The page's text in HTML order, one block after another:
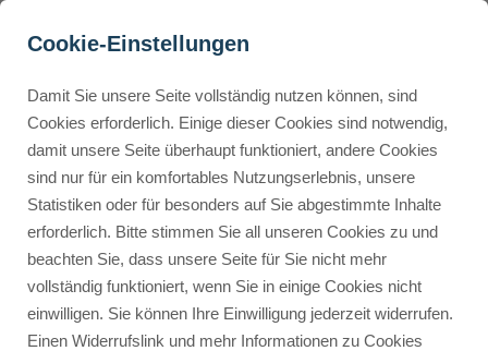
Buyer Personas erstellen
Landingpage optimieren
Internal Linking Tool
CapCut für Anfänger: Dein
einfacher Start
Werbehinweis: Links mit Sternchen (*) sind Affiliate-Links. Kaufst
du darüber ein, erhalte ich eine Provision – ohne Mehrkosten für
dich.
Stephan Ochmann
Cookie-Einstellungen
Damit Sie unsere Seite vollständig nutzen können, sind
Cookies erforderlich. Einige dieser Cookies sind notwendig,
damit unsere Seite überhaupt funktioniert, andere Cookies
sind nur für ein komfortables Nutzungserlebnis, unsere
Statistiken oder für besonders auf Sie abgestimmte Inhalte
erforderlich. Bitte stimmen Sie all unseren Cookies zu und
beachten Sie, dass unsere Seite für Sie nicht mehr
vollständig funktioniert, wenn Sie in einige Cookies nicht
einwilligen. Sie können Ihre Einwilligung jederzeit widerrufen.
Einen Widerrufslink und mehr Informationen zu Cookies